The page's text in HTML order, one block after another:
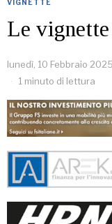
VIGNETTE
Le
lunedì, 10 Febbraio 2025
1 minuto di lettura